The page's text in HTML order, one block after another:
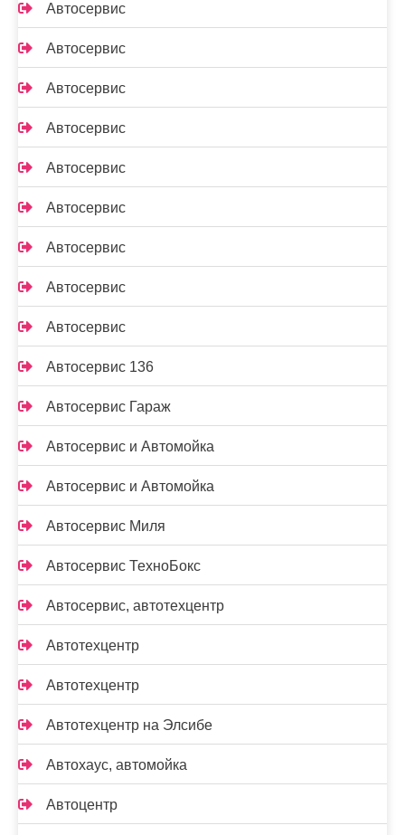
Автосервис
Автосервис
Автосервис
Автосервис
Автосервис
Автосервис
Автосервис
Автосервис
Автосервис
Автосервис 136
Автосервис Гараж
Автосервис и Автомойка
Автосервис и Автомойка
Автосервис Миля
Автосервис ТехноБокс
Автосервис, автотехцентр
Автотехцентр
Автотехцентр
Автотехцентр на Элсибе
Автохаус, автомойка
Автоцентр